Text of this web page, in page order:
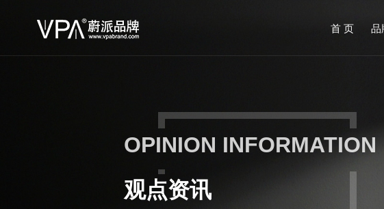
首 页 品
OPINION INFORMATION
观点资讯